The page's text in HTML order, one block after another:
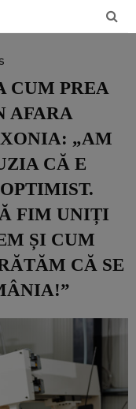
CUM PREA
AFARA
„AM
CĂ E
FIM UNIȚI
ȘI CUM
CĂ SE